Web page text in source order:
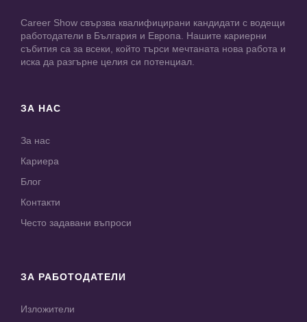
Career Show свързва квалифицирани кандидати с водещи
работодатели в България и Европа. Нашите кариерни
събития са за всеки, който търси мечтаната нова работа и
иска да разгърне целия си потенциал.
ЗА НАС
За нас
Кариера
Блог
Контакти
Често задавани въпроси
ЗА РАБОТОДАТЕЛИ
Изложители